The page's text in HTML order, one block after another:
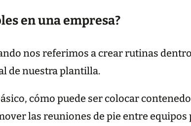
en una empresa?
nos referimos a crear rutinas
de nuestra plantilla.
cómo puede ser colocar
las reuniones de pie entre